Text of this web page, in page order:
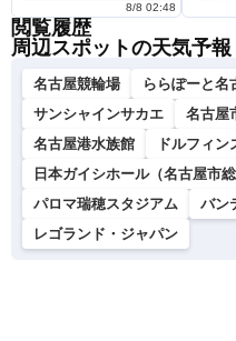
8/8 02:48
閲覧履歴
周辺スポットの天気予報
名古屋競輪場
ららぽーと名
サンシャインサカエ
名古屋
名古屋港水族館
ドルフィン
日本ガイシホール（名古屋市総
パロマ瑞穂スタジアム
バン
レゴランド・ジャパン